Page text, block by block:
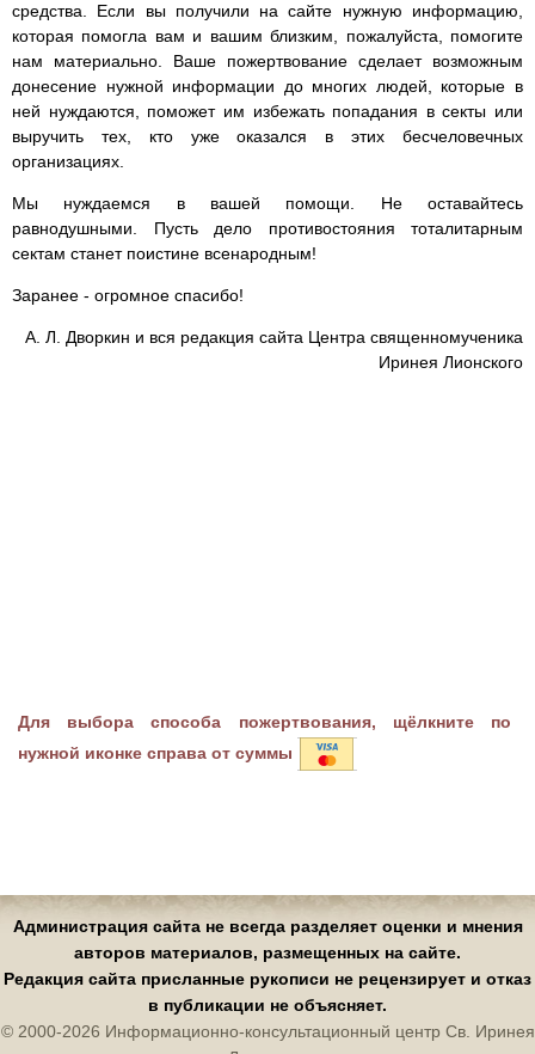
средства. Если вы получили на сайте нужную информацию,
которая помогла вам и вашим близким, пожалуйста, помогите
нам материально. Ваше пожертвование сделает возможным
донесение нужной информации до многих людей, которые в
ней нуждаются, поможет им избежать попадания в секты или
выручить тех, кто уже оказался в этих бесчеловечных
организациях.
Мы нуждаемся в вашей помощи. Не оставайтесь
равнодушными. Пусть дело противостояния тоталитарным
сектам станет поистине всенародным!
Заранее - огромное спасибо!
А. Л. Дворкин и вся редакция сайта Центра священномученика
Иринея Лионского
Для выбора способа пожертвования, щёлкните по
нужной иконке справа от суммы
Администрация сайта не всегда разделяет оценки и мнения
авторов материалов, размещенных на сайте.
Редакция сайта присланные рукописи не рецензирует и отказ
в публикации не объясняет.
© 2000-2026 Информационно-консультационный центр Св. Иринея